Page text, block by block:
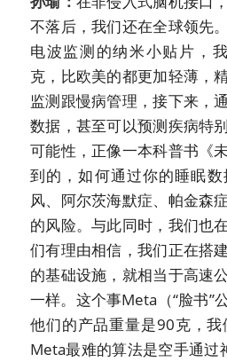
不落后，我们还在全球领先
电波监测的纳米小贴片，
克，比欧美的都更加轻薄，
监测跟慢病管理，接下来，
数据，甚至可以预测疾病特
可能性，正像一本科普书《
到的，如何通过你的睡眠
风、阿尔茨海默症、帕金森
的风险。与此同时，我们也
们有理由相信，我们正在搭
的基础设施，就相当于高速
一样。这个事Meta（“脸书”
他们的产品重量是90克，我
Meta最难的算法是空手通过